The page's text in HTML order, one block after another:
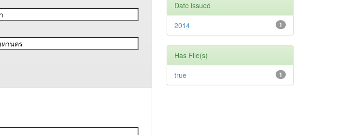
Date issued
1
2014
Has File(s)
1
true